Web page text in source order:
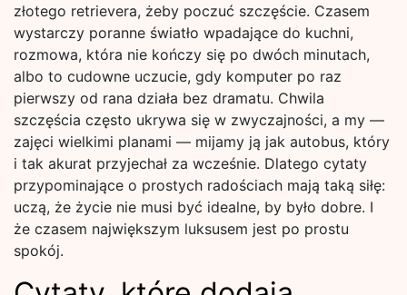
złotego retrievera, żeby poczuć szczęście. Czasem
wystarczy poranne światło wpadające do kuchni,
rozmowa, która nie kończy się po dwóch minutach,
albo to cudowne uczucie, gdy komputer po raz
pierwszy od rana działa bez dramatu. Chwila
szczęścia często ukrywa się w zwyczajności, a my —
zajęci wielkimi planami — mijamy ją jak autobus, który
i tak akurat przyjechał za wcześnie. Dlatego cytaty
przypominające o prostych radościach mają taką siłę:
uczą, że życie nie musi być idealne, by było dobre. I
że czasem największym luksusem jest po prostu
spokój.